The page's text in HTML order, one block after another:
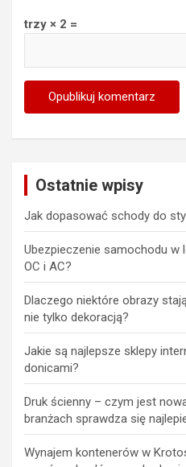
trzy × 2 =
Ostatnie wpisy
Jak dopasować schody do
Ubezpieczenie samochodu w
OC i AC?
Dlaczego niektóre obrazy
nie tylko dekoracją?
Jakie są najlepsze sklepy
donicami?
Druk ścienny – czym jest
branżach sprawdza się
Wynajem kontenerów w